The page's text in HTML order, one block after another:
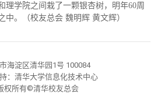
理学院之间栽了一颗银杏树，明年60周
中。（校友总会 魏明辉 黄文辉）
海淀区清华园1号 100084
：清华大学信息化技术中心
权所有©清华校友总会